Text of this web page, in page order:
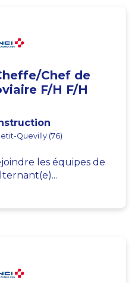
Chef de
F/H F/H
Quevilly (76)
les équipes de